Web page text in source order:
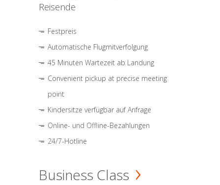
Reisende
Festpreis
Automatische Flugmitverfolgung
45 Minuten Wartezeit ab Landung
Convenient pickup at precise meeting
point
Kindersitze verfügbar auf Anfrage
Online- und Offline-Bezahlungen
24/7-Hotline
Business Class